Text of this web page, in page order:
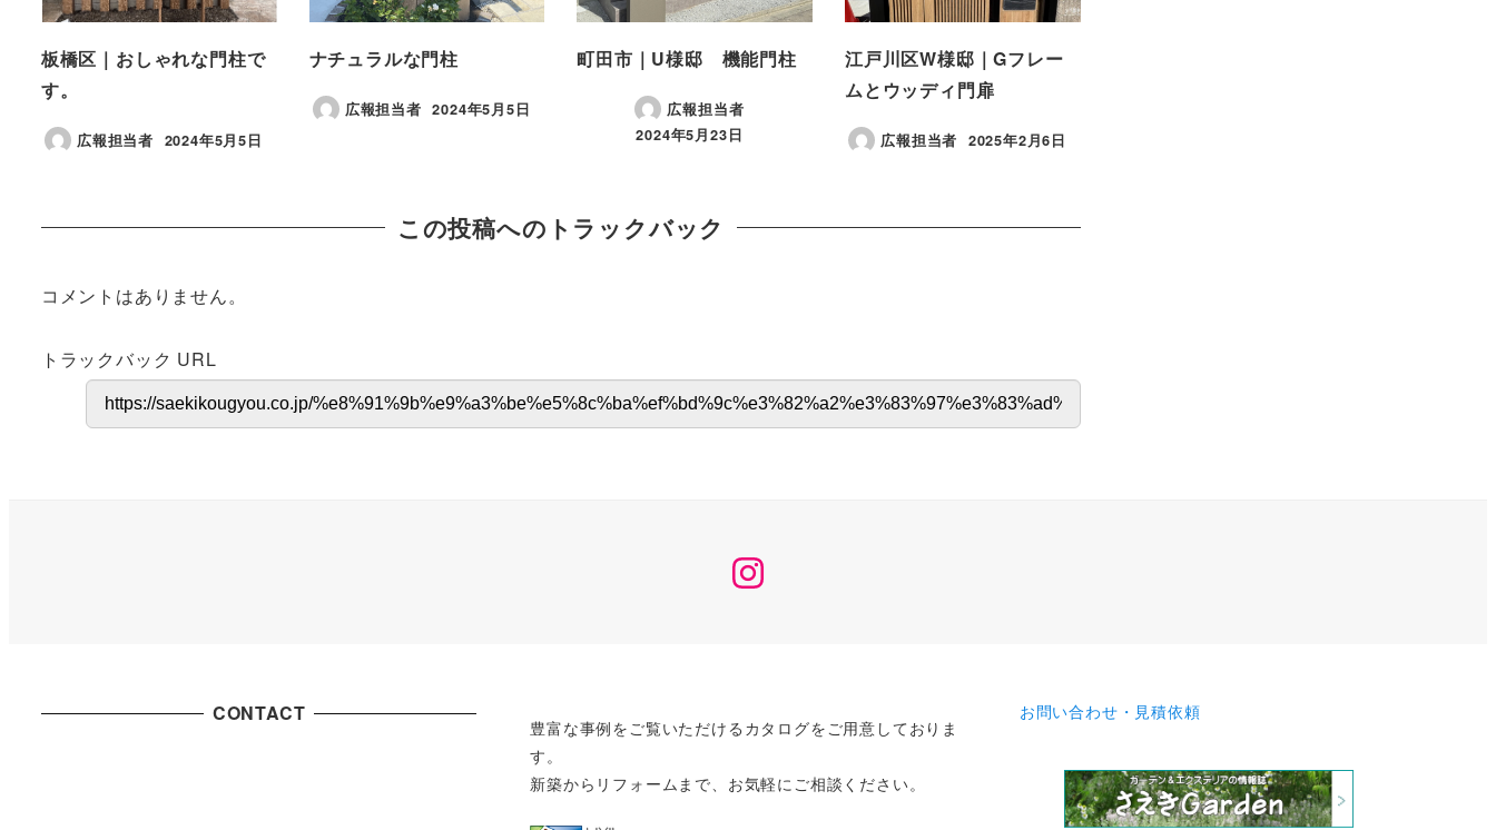
板橋区｜おしゃれな門柱で
す。
広報担当者
投稿日
2024年5月5日
ナチュラルな門柱
広報担当者
投稿日
2024年5月5日
町田市｜U様邸 機能門柱
広報担当者
投稿日
2024年5月23日
江戸川区W様邸｜Gフレー
ムとウッディ門扉
広報担当者
投稿日
2025年2月6日
この投稿へのトラックバック
コメントはありません。
トラックバック URL
Instagram
CONTACT
豊富な事例をご覧いただけるカタログをご用意しておりま
す。
新築からリフォームまで、お気軽にご相談ください。
お問い合わせ・見積依頼